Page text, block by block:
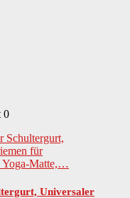
0
Universaler